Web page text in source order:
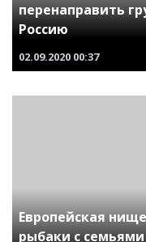
перенаправить
Россию
02.09.2020 00:37
Европейская
рыбаки с